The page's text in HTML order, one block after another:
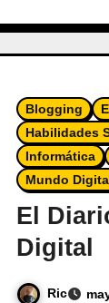
Blogging
Habilidades
Informática
Mundo
El
Digital
Ric